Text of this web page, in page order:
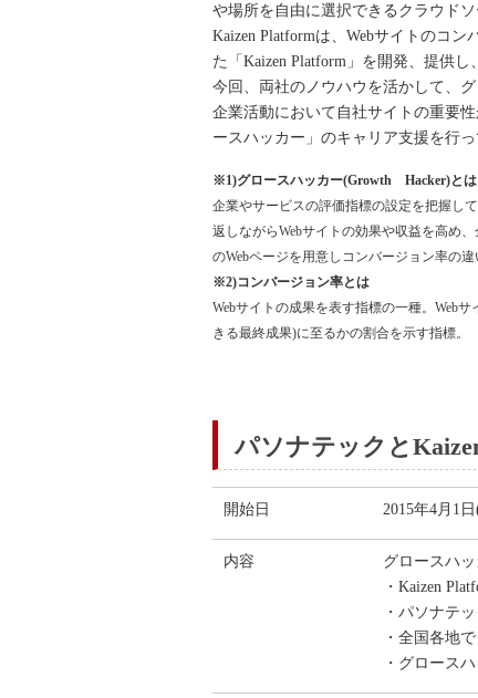
や場所を自由に選択できるクラウド
Kaizen Platformは、Webサイトのコ
た「Kaizen Platform」を開発、提供
今回、両社のノウハウを活かして、
企業活動において自社サイトの重要
ースハッカー」のキャリア支援を行っ
※1)グロースハッカー(Growth Hacker)とは
企業やサービスの評価指標の設定を把握し
返しながらWebサイトの効果や収益を高め
のWebページを用意しコンバージョン率の
※2)コンバージョン率とは
Webサイトの成果を表す指標の一種。Web
きる最終成果)に至るかの割合を示す指標。
パソナテックと
開始日 2015年4月1
内容
グロースハ
・Kaizen
・パソナテ
・全国各地
・グロース